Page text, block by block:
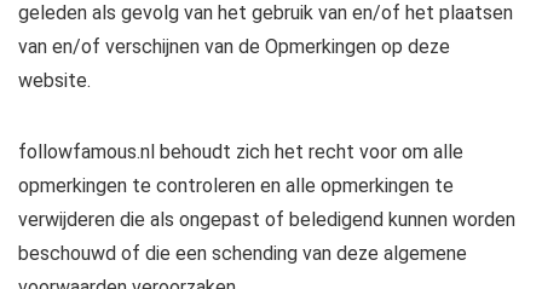
geleden als gevolg van het gebruik van en/of het plaatsen
van en/of verschijnen van de Opmerkingen op deze
website.
followfamous.nl behoudt zich het recht voor om alle
opmerkingen te controleren en alle opmerkingen te
verwijderen die als ongepast of beledigend kunnen worden
beschouwd of die een schending van deze algemene